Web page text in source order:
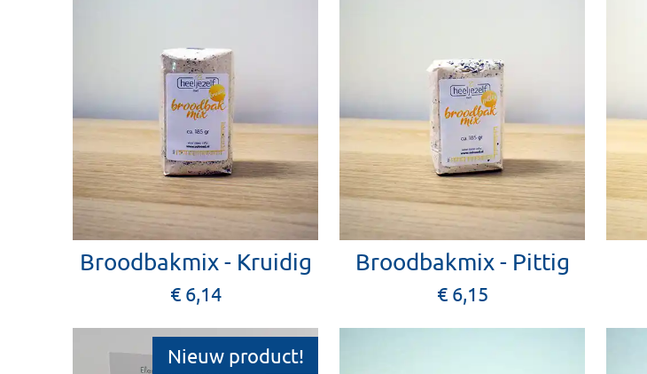
Broodbakmix - Kruidig
€ 6,14
Broodbakmix - Pittig
€ 6,15
Nieuw product!